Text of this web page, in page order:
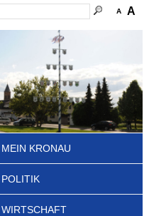
A A
MEIN KRONAU
POLITIK
WIRTSCHAFT